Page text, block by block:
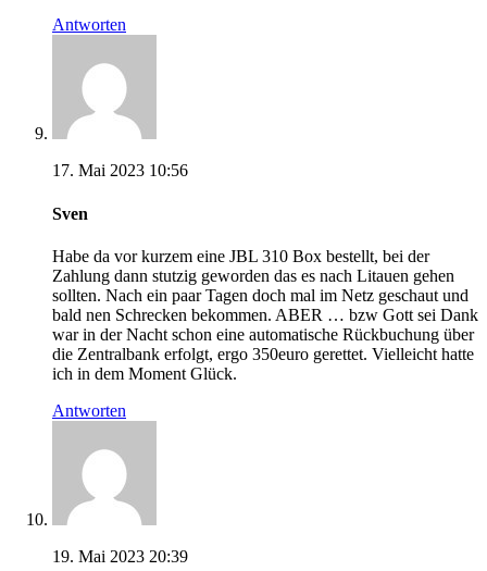
Antworten
17. Mai 2023 10:56
Sven
Habe da vor kurzem eine JBL 310 Box bestellt, bei der
Zahlung dann stutzig geworden das es nach Litauen gehen
sollten. Nach ein paar Tagen doch mal im Netz geschaut und
bald nen Schrecken bekommen. ABER … bzw Gott sei Dank
war in der Nacht schon eine automatische Rückbuchung über
die Zentralbank erfolgt, ergo 350euro gerettet. Vielleicht hatte
ich in dem Moment Glück.
Antworten
19. Mai 2023 20:39